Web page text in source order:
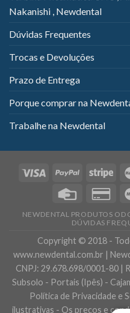
Nakanishi , Newdental
Dúvidas Frequentes
Trocas e Devoluções
Prazo de Entrega
Porque comprar na
Trabalhe na Newdental
NEWDENTAL PRODUTOS
DÚVIDAS
Copyright © 2018 -
www.newdental.com.br |
CNPJ: 29.678.698/0001-80 |
Subsolo - Portais (Ipês) -
Política de Privacidade e
ilustrativas - Os preços e